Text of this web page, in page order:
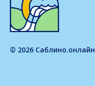
© 2026 Саблино.онлайн